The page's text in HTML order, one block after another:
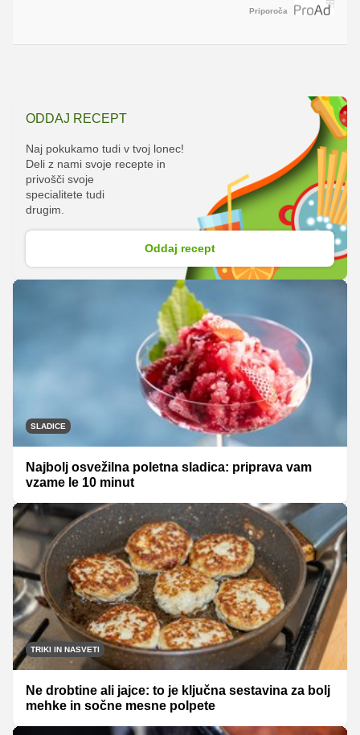
Priporoča
ODDAJ RECEPT
Naj pokukamo tudi v tvoj lonec!
Deli z nami svoje recepte in
privošči svoje
specialitete tudi
drugim.
Oddaj recept
SLADICE
Najbolj osvežilna poletna sladica: priprava vam
vzame le 10 minut
TRIKI IN NASVETI
Ne drobtine ali jajce: to je ključna sestavina za bolj
mehke in sočne mesne polpete